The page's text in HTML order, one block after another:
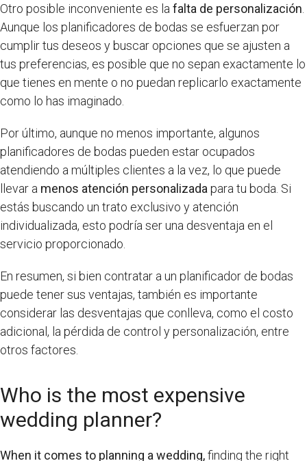
Otro posible inconveniente es la falta de personalización
Aunque los planificadores de bodas se esfuerzan por
cumplir tus deseos y buscar opciones que se ajusten a
tus preferencias, es posible que no sepan exactamente lo
que tienes en mente o no puedan replicarlo exactamente
como lo has imaginado.
Por último, aunque no menos importante, algunos
planificadores de bodas pueden estar ocupados
atendiendo a múltiples clientes a la vez, lo que puede
llevar a menos atención personalizada para tu boda. Si
estás buscando un trato exclusivo y atención
individualizada, esto podría ser una desventaja en el
servicio proporcionado.
En resumen, si bien contratar a un planificador de bodas
puede tener sus ventajas, también es importante
considerar las desventajas que conlleva, como el costo
adicional, la pérdida de control y personalización, entre
otros factores.
Who is the most expensive
wedding planner?
When it comes to planning a wedding,finding the right